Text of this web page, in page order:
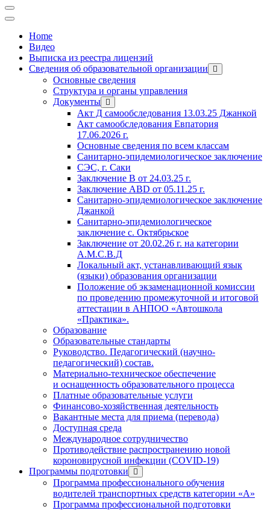
Home
Видео
Выписка из реестра лицензий
Сведения об образовательной организации
Основные сведения
Структура и органы управления
Документы
Акт Д самообследования 13.03.25 Джанкой
Акт самообследования Евпатория
17.06.2026 г.
Основные сведения по всем классам
Санитарно-эпидемиологическое заключение
СЭС, г. Саки
Заключение В от 24.03.25 г.
Заключение АВD от 05.11.25 г.
Санитарно-эпидемиологическое заключение
Джанкой
Санитарно-эпидемиологическое
заключение с. Октябрьское
Заключение от 20.02.26 г. на категории
А.М.С.В.Д
Локальный акт, устанавливающий язык
(языки) образования организации
Положение об экзаменационной комиссии
по проведению промежуточной и итоговой
аттестации в АНПОО «Автошкола
«Практика».
Образование
Образовательные стандарты
Руководство. Педагогический (научно-
педагогический) состав.
Материально-техническое обеспечение
и оснащенность образовательного процесса
Платные образовательные услуги
Финансово-хозяйственная деятельность
Вакантные места для приема (перевода)
Доступная среда
Международное сотрудничество
Противодействие распространению новой
короновирусной инфекции (COVID-19)
Программы подготовки
Программа профессионального обучения
водителей транспортных средств категории «А»
Программа профессиональной подготовки